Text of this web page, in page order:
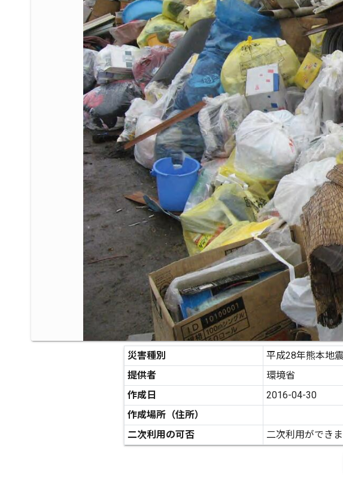
災害種別
平成28年熊本地
提供者
環境省
作成日
2016-04-30
作成場所（住所）
二次利用の可否
二次利用ができま